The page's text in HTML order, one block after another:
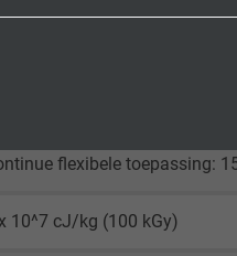
Generates statistical
flexibele toepassing:
10^7 cJ/kg (100 kGy)